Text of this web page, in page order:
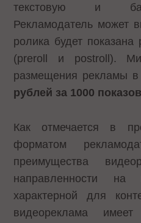
текстовую и
Рекламодатель может
ролика будет
(preroll и postroll).
размещения рекламы в
рублей за 1000 показов
Как отмечается в
форматом
преимущества
направленности на
характерной для
видеореклама